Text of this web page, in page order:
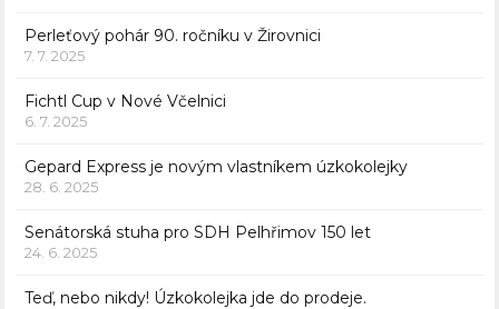
Perleťový pohár 90. ročníku v Žirovnici
7. 7. 2025
Fichtl Cup v Nové Včelnici
6. 7. 2025
Gepard Express je novým vlastníkem úzkokolejky
28. 6. 2025
Senátorská stuha pro SDH Pelhřimov 150 let
24. 6. 2025
Teď, nebo nikdy! Úzkokolejka jde do prodeje.